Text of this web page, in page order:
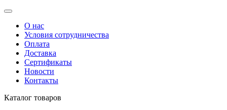
О нас
Условия сотрудничества
Оплата
Доставка
Сертификаты
Новости
Контакты
Каталог товаров